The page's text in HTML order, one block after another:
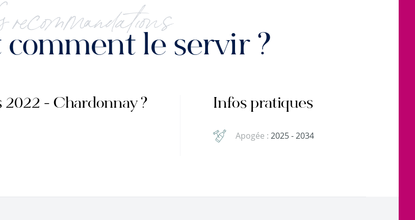
recommandations
le servir ?
2022 - Chardonnay ? Infos pratiques
Apogée : 2025 - 2034